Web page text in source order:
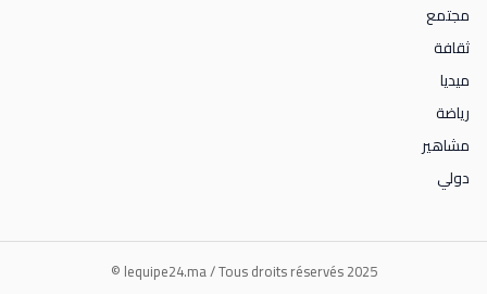
مجتمع
ثقافة
ميديا
رياضة
مشاهير
دولي
lequipe24.ma / Tous droits réservés 2025 ©